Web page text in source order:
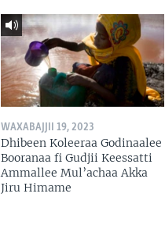
WAXABAJJII 19, 2023
Dhibeen Koleeraa Godinaalee
Booranaa fi Gudjii Keessatti
Ammallee Mul’achaa Akka
Jiru Himame